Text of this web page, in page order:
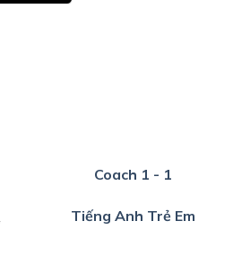
Coach 1 - 1
Tiếng Anh Trẻ Em